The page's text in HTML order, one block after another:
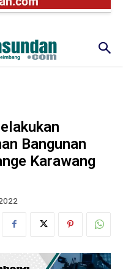
Bangunan
Karawang